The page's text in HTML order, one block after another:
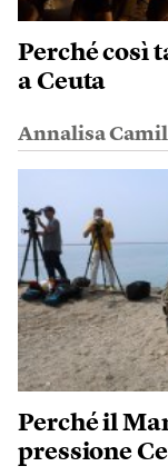
Perché così
a Ceuta
Annalisa
Perché il
pressione